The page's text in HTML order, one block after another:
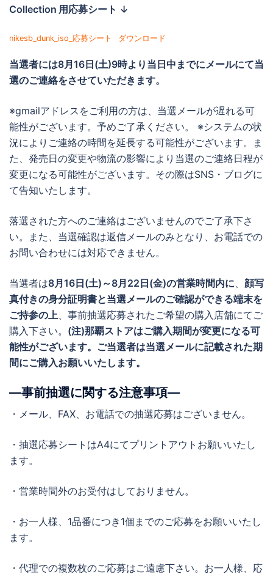
Collection 用応募シート ↓
nikesb_dunk_iso_応募シート ダウンロード
当選者には8月16日(土)9時より当日中までにメールにて当
選のご連絡をさせていただきます。
※gmailアドレスをご利用の方は、当選メールが遅れる可
能性がございます。予めご了承ください。 ※システムの状
況によりご連絡の時間を延長する可能性がございます。ま
た、発売日の変更や物流の影響により当選のご連絡日程が
変更になる可能性がございます。その際はSNS・ブログに
て告知いたします。
落選された方へのご連絡はございませんのでご了承下さ
い。また、当選確認は返信メールのみとなり、お電話での
お問い合わせには対応できません。
当選者は8月16日(土)～8月22日(金)の営業時間内に、 顔写
真付きの身分証明書と当選メールのご確認ができる端末を
ご持参の上、事前抽選応募されたご希望の購入店舗にてご
購入下さい。 (注)那覇ストアはご購入期間が変更になる可
能性がございます。ご当選者は当選メールに記載された期
間にご購入お願いいたします。
―事前抽選に関する注意事項―
・メール、FAX、お電話での抽選応募はございません。
・抽選応募シートはA4にてプリントアウトお願いいたし
ます。
・営業時間外のお受付はしておりません。
・お一人様、1品番につき1個までのご応募をお願いいたし
ます。
・代理での複数枚のご応募はご遠慮下さい。お一人様、応